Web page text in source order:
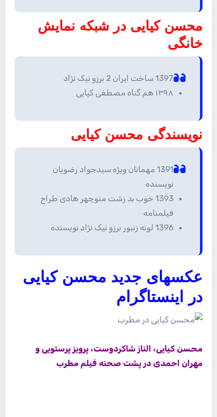
محسن کیایی در شبکه نمایش
خانگی
1397 ساخت ایران 2 برزو نیک نژاد
١٣٩٨ هم گناه مصطفی کیایی
نویسندگی محسن کیایی
1391 مهمانان ویژه سیدجواد رضویان
نویسنده
1393 خوب بد زشت منوچهر هادی طراح
فیلمنامه
1396 لونه زنبور برزو نیک نژاد نویسنده
عکسهای جدید محسن کیایی
در اینستاگرام
محسن کیایی، الناز شاکردوست، پرویز پرستویی و
مهران احمدی در پشت صحنه فیلم مطرب